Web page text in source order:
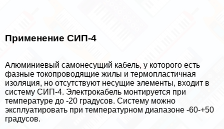
Применение СИП-4
Алюминиевый самонесущий кабель, у которого есть
фазные токопроводящие жилы и термопластичная
изоляция, но отсутствуют несущие элементы, входит в
систему СИП-4. Электрокабель монтируется при
температуре до -20 градусов. Систему можно
эксплуатировать при температурном диапазоне -60-+50
градусов.